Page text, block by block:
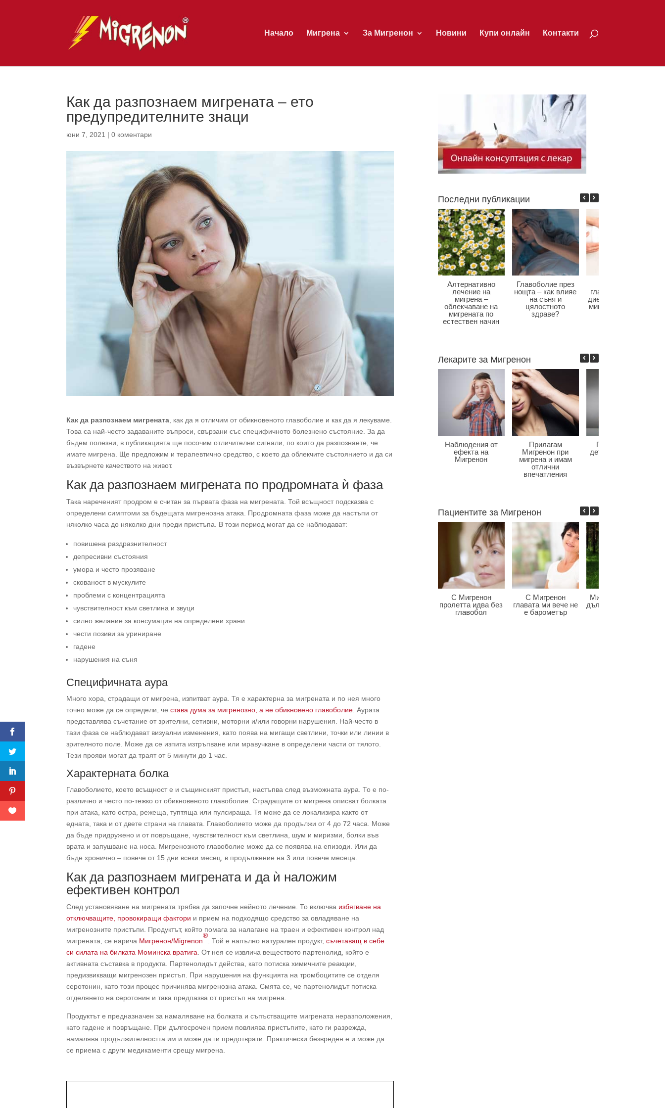
Начало Мигрена За Мигренон Новини Купи онлайн Контакти
Как да разпознаем мигрената – ето
предупредителните знаци
юни 7, 2021 |0 коментари
Как да разпознаем мигрената , как да я отличим от обикновеното главоболие и как да я лекуваме.
Това са най-често задаваните въпроси, свързани със специфичното болезнено състояние. За да
бъдем полезни, в публикацията ще посочим отличителни сигнали, по които да разпознаете, че
имате мигрена. Ще предложим и терапевтично средство, с което да облекчите състоянието и да си
възвърнете качеството на живот.
Как да разпознаем мигрената по продромната ѝ фаза
Така нареченият продром е считан за първата фаза на мигрената. Той всъщност подсказва с
определени симптоми за бъдещата мигренозна атака. Продромната фаза може да настъпи от
няколко часа до няколко дни преди пристъпа. В този период могат да се наблюдават:
повишена раздразнителност
депресивни състояния
умора и често прозяване
скованост в мускулите
проблеми с концентрацията
чувствителност към светлина и звуци
силно желание за консумация на определени храни
чести позиви за уриниране
гадене
нарушения на съня
Специфичната аура
Много хора, страдащи от мигрена, изпитват аура. Тя е характерна за мигрената и по нея много
точно може да се определи, честава дума за мигренозно, а не обикновено главоболие . Аурата
представлява съчетание от зрителни, сетивни, моторни и/или говорни нарушения. Най-често в
тази фаза се наблюдават визуални изменения, като поява на мигащи светлини, точки или линии в
зрителното поле. Може да се изпита изтръпване или мравучкане в определени части от тялото.
Тези прояви могат да траят от 5 минути до 1 час.
Характерната болка
Главоболието, което всъщност е и същинският пристъп, настъпва след възможната аура. То е по-
различно и често по-тежко от обикновеното главоболие. Страдащите от мигрена описват болката
при атака, като остра, режеща, туптяща или пулсираща. Тя може да се локализира както от
едната, така и от двете страни на главата. Главоболието може да продължи от 4 до 72 часа. Може
да бъде придружено и от повръщане, чувствителност към светлина, шум и миризми, болки във
врата и запушване на носа. Мигренозното главоболие може да се появява на епизоди. Или да
бъде хронично – повече от 15 дни всеки месец, в продължение на 3 или повече месеца.
Как да разпознаем мигрената и да ѝ наложим
ефективен контрол
След установяване на мигрената трябва да започне нейното лечение. То включва избягване на
отключващите, провокиращи фактори и прием на подходящо средство за овладяване на
мигренозните пристъпи. Продуктът, който помага за налагане на траен и ефективен контрол над
мигрената, се нарича Мигренон/Migrenon
®
. Той е напълно натурален продукт,съчетаващ в себе
си силата на билката Моминска вратига . От нея се извлича веществото партенолид, който е
активната съставка в продукта. Партенолидът действа, като потиска химичните реакции,
предизвикващи мигренозен пристъп. При нарушения на функцията на тромбоцитите се отделя
серотонин, като този процес причинява мигренозна атака. Смята се, че партенолидът потиска
отделянето на серотонин и така предпазва от пристъп на мигрена.
Продуктът е предназначен за намаляване на болката и съпъстващите мигрената неразположения,
като гадене и повръщане. При дългосрочен прием повлиява пристъпите, като ги разрежда,
намалява продължителността им и може да ги предотврати. Практически безвреден е и може да
се приема с други медикаменти срещу мигрена.
Последни публикации
Алтернативно
лечение на
мигрена –
облекчаване на
мигрената по
естествен начин
Главоболие през
нощта – как влияе
на съня и
цялостното
здраве?
главоболие – как
диетата влияе при
мигрена и болки в
Лекарите за Мигренон
Наблюдения от
ефекта на
Мигренон
Прилагам
Мигренон при
мигрена и имам
отлични
впечатления
Главоболие в
детската възраст
Пациентите за Мигренон
С Мигренон
пролетта идва без
главобол
С Мигренон
главата ми вече не
е барометър
Мигренон победи
дългогодишната ми